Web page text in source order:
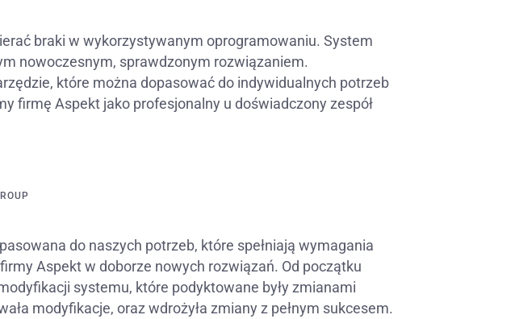
braki w wykorzystywanym oprogramowaniu. System
nowoczesnym, sprawdzonym rozwiązaniem.
które można dopasować do indywidualnych potrzeb
firmę Aspekt jako profesjonalny u doświadczony zespół
do naszych potrzeb, które spełniają wymagania
Aspekt w doborze nowych rozwiązań. Od początku
systemu, które podyktowane były zmianami
modyfikacje, oraz wdrożyła zmiany z pełnym sukcesem.